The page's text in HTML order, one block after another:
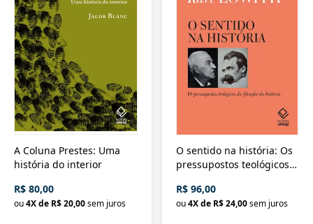
A Coluna Prestes: Uma
história do interior
R$ 80,00
ou4X de R$ 20,00sem juros
O sentido na história: Os
pressupostos teológicos
R$ 96,00
ou 4X de R$ 24,00 sem juros